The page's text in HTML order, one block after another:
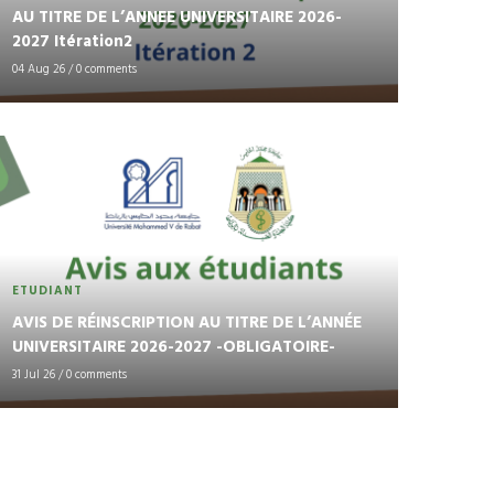
AU TITRE DE L’ANNEE UNIVERSITAIRE 2026-
2027 Itération2
04 Aug 26/0 comments
ETUDIANT
AVIS DE RÉINSCRIPTION AU TITRE DE L’ANNÉE
UNIVERSITAIRE 2026-2027 -OBLIGATOIRE-
31 Jul 26/0 comments